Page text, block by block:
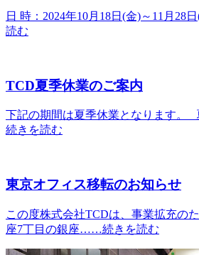
日 時：2024年10月18日(金)～11月28
読む
TCD夏季休業のご案内
下記の期間は夏季休業となります
続きを読む
東京オフィス移転のお知らせ
この度株式会社TCDは、事業拡充の
座7丁目の銀座……続きを読む